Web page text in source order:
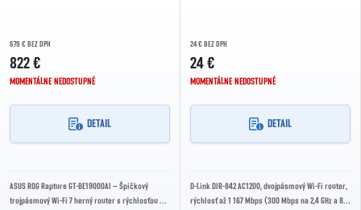
679 € BEZ DPH
822 €
MOMENTÁLNE NEDOSTUPNÉ
DETAIL
ASUS ROG Rapture GT-BE19000AI – Špičkový
trojpásmový Wi-Fi 7 herný router s rýchlosťou až
24 € BEZ DPH
24 €
MOMENTÁLNE NEDOSTUPNÉ
DETAIL
D-Link DIR-842 AC1200, dvojpásmový Wi-Fi router,
rýchlosť až 1 167 Mbps (300 Mbps na 2,4 GHz a 867